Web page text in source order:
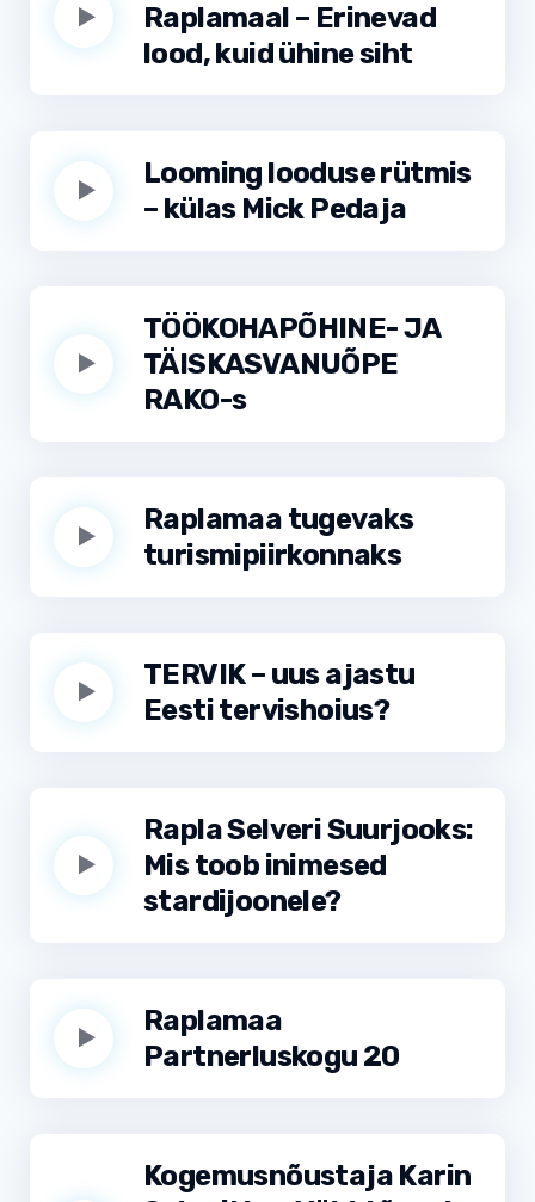
Raplamaal – Erinevad
lood, kuid ühine siht
Looming looduse rütmis
– külas Mick Pedaja
TÖÖKOHAPÕHINE- JA
TÄISKASVANUÕPE
RAKO-s
Raplamaa tugevaks
turismipiirkonnaks
TERVIK – uus ajastu
Eesti tervishoius?
Rapla Selveri Suurjooks:
Mis toob inimesed
stardijoonele?
Raplamaa
Partnerluskogu 20
Kogemusnõustaja Karin